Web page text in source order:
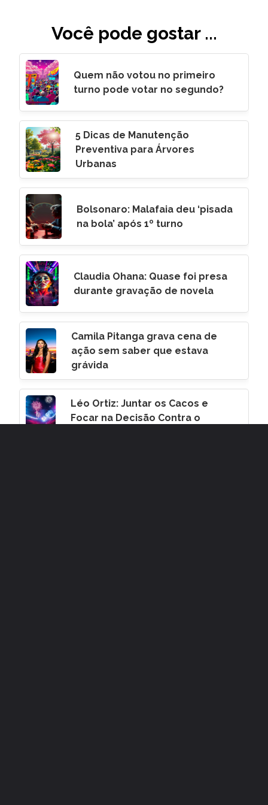
Você pode gostar ...
Quem não votou no primeiro
turno pode votar no segundo?
5 Dicas de Manutenção
Preventiva para Árvores
Urbanas
Bolsonaro: Malafaia deu ‘pisada
na bola’ após 1º turno
Claudia Ohana: Quase foi presa
durante gravação de novela
Camila Pitanga grava cena de
ação sem saber que estava
grávida
Léo Ortiz: Juntar os Cacos e
Focar na Decisão Contra o